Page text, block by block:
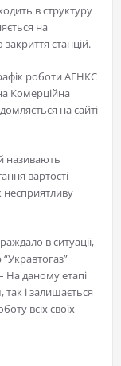
в структуру
на
станцій.
роботи АГНКС
Комерційна
на сайті
називають
вартості
несприятливу
в ситуації,
На даному етапі
так і залишається
всіх своїх